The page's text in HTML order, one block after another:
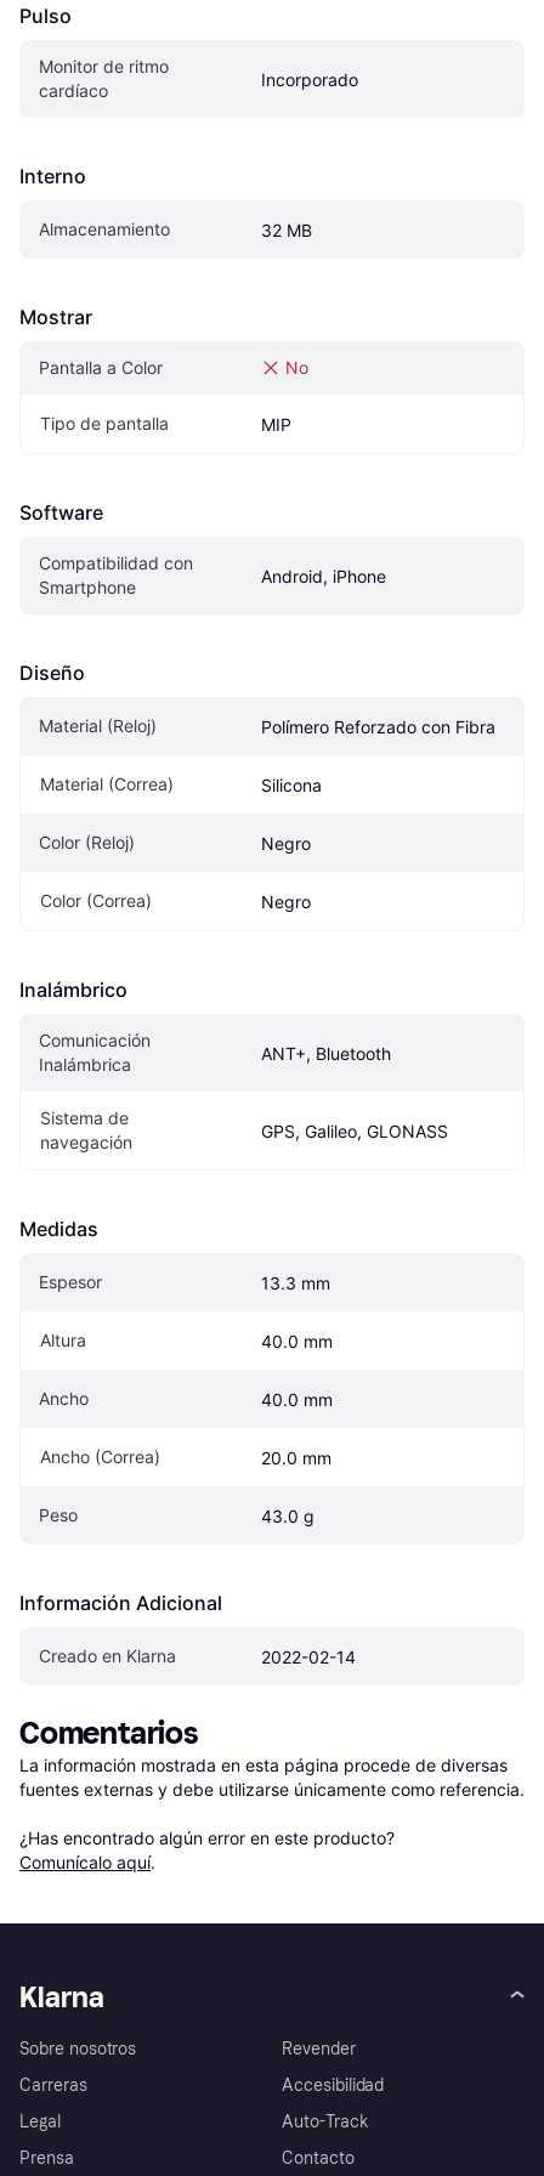
Pulso
Monitor de ritmo
cardíaco
Incorporado
Interno
Almacenamiento 32 MB
Mostrar
Pantalla a Color No
Tipo de pantalla MIP
Software
Compatibilidad con
Smartphone
Android, iPhone
Diseño
Material (Reloj) Polímero Reforzado con Fibra
Material (Correa) Silicona
Color (Reloj) Negro
Color (Correa) Negro
Inalámbrico
Comunicación
Inalámbrica
ANT+, Bluetooth
Sistema de
navegación
GPS, Galileo, GLONASS
Medidas
Espesor 13.3 mm
Altura 40.0 mm
Ancho 40.0 mm
Ancho (Correa) 20.0 mm
Peso 43.0 g
Información Adicional
Creado en Klarna 2022-02-14
Comentarios
La información mostrada en esta página procede de diversas
fuentes externas y debe utilizarse únicamente como referencia.
¿Has encontrado algún error en este producto?
Comunícalo aquí.
Klarna
Sobre nosotros
Carreras
Legal
Prensa
Revender
Accesibilidad
Auto-Track
Contacto